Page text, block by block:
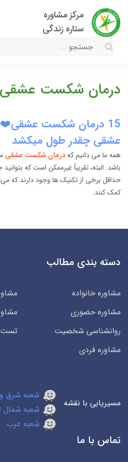
مرکز مشاوره
ستاره زندگی
درمان شکست عشقی
15 درمان شکست
عشقی چقدر طول میکشد
همه ما می دانیم کهدرمان شکست عشقی
باشد. البته، تقریباً غیرممکن است که بتوانید
حداقل برخی از تکنیک ها وجود دارند که
کمک کنند.
دسته بندی مطالب
مشاوره خانواده
مشاوره حضوری
روانشناسی شخصیت
تست
مشاوره فردی
مسیریابی با نقشه
شعبه شرق و
شعبه شمال
شعبه غرب
تماس با ما